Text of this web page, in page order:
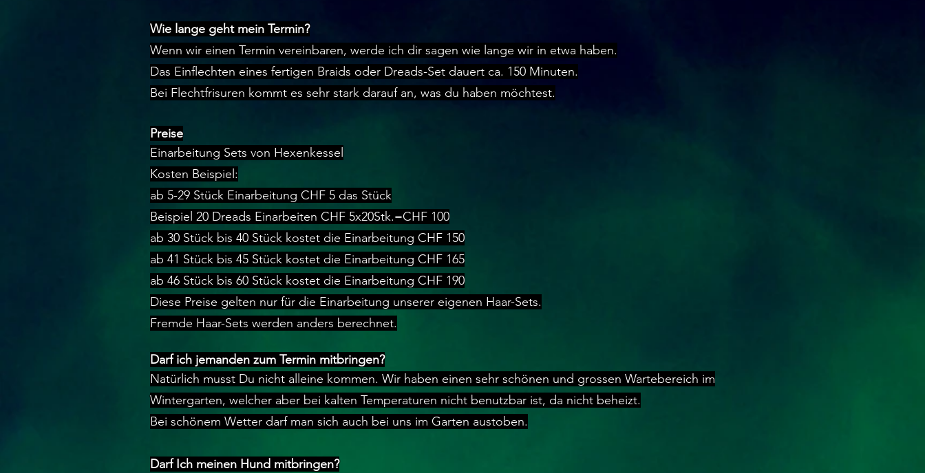
Wie lange geht mein Termin?
Wenn wir einen Termin vereinbaren, werde ich dir sagen wie lange wir in etwa haben.
Das Einflechten eines fertigen Braids oder Dreads-Set dauert ca. 150 Minuten.
Bei Flechtfrisuren kommt es sehr stark darauf an, was du haben möchtest.
Preise
Einarbeitung Sets von Hexenkessel
Kosten Beispiel:
ab 5-29 Stück Einarbeitung CHF 5 das Stück
Beispiel 20 Dreads Einarbeiten CHF 5x20Stk.=CHF 100
​ab 30 Stück bis 40 Stück kostet die Einarbeitung CHF 150
ab 41 Stück bis 45 Stück kostet die Einarbeitung CHF 165
ab 46 Stück bis 60 Stück kostet die Einarbeitung CHF 190
​Diese Preise gelten nur für die Einarbeitung unserer eigenen Haar-Sets.
Fremde Haar-Sets werden anders berechnet.
Darf ich jemanden zum Termin mitbringen?
Natürlich musst Du nicht alleine kommen. Wir haben einen sehr schönen und grossen Wartebereich im
Wintergarten, welcher aber bei kalten Temperaturen nicht benutzbar ist, da nicht beheizt.
Bei schönem Wetter darf man sich auch bei uns im Garten austoben.
Darf Ich meinen Hund mitbringen?